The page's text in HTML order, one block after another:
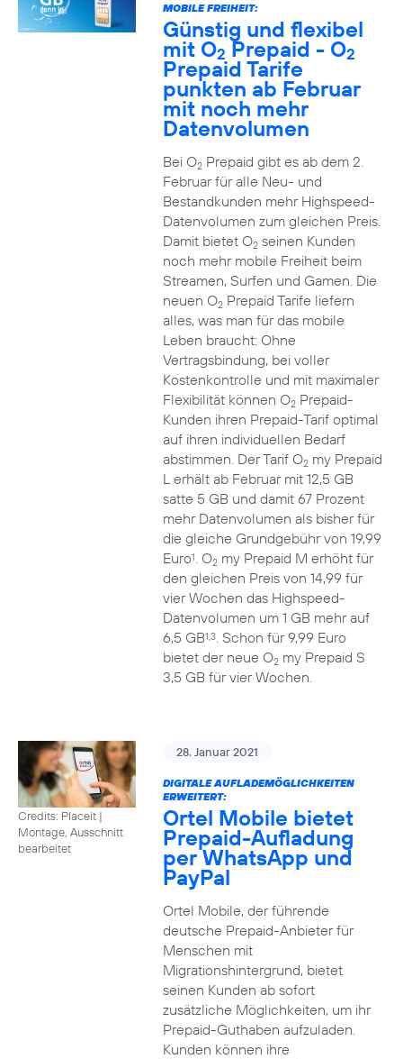
MOBILE FREIHEIT:
Günstig und flexibel
mit O2 Prepaid - O2
Prepaid Tarife
punkten ab Februar
mit noch mehr
Datenvolumen
Bei O2Prepaid gibt es ab dem 2.
Februar für alle Neu- und
Bestandkunden mehr Highspeed-
Datenvolumen zum gleichen Preis.
Damit bietet O2seinen Kunden
noch mehr mobile Freiheit beim
Streamen, Surfen und Gamen. Die
neuen O2Prepaid Tarife liefern
alles, was man für das mobile
Leben braucht: Ohne
Vertragsbindung, bei voller
Kostenkontrolle und mit maximaler
Flexibilität können O2Prepaid-
Kunden ihren Prepaid-Tarif optimal
auf ihren individuellen Bedarf
abstimmen. Der Tarif O2my Prepaid
L erhält ab Februar mit 12,5 GB
satte 5 GB und damit 67 Prozent
mehr Datenvolumen als bisher für
die gleiche Grundgebühr von 19,99
Euro1. O2my Prepaid M erhöht für
den gleichen Preis von 14,99 für
vier Wochen das Highspeed-
Datenvolumen um 1 GB mehr auf
6,5 GB1,3. Schon für 9,99 Euro
bietet der neue O2my Prepaid S
3,5 GB für vier Wochen.
Credits: Placeit |
Montage, Ausschnitt
bearbeitet
28. Januar 2021
DIGITALE AUFLADEMÖGLICHKEITEN
ERWEITERT:
Ortel Mobile bietet
Prepaid-Aufladung
per WhatsApp und
PayPal
Ortel Mobile, der führende
deutsche Prepaid-Anbieter für
Menschen mit
Migrationshintergrund, bietet
seinen Kunden ab sofort
zusätzliche Möglichkeiten, um ihr
Prepaid-Guthaben aufzuladen.
Kunden können ihre